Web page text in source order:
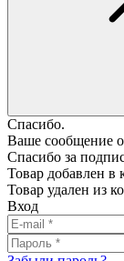
Спасибо.
Ваше сообщение
Спасибо за
Товар добавлен в
Товар удален из
Вход